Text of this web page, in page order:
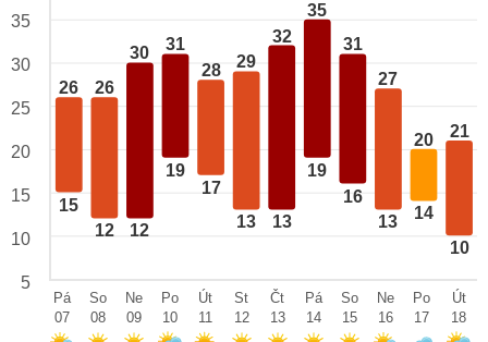
26
15
26
12
30
12
31
19
28
17
29
13
32
13
35
19
31
16
27
13
20
14
21
10
35
30
25
20
15
10
5
Pá
07
So
08
Ne
09
Po
10
Út
11
St
12
Čt
13
Pá
14
So
15
Ne
16
Po
17
Út
18